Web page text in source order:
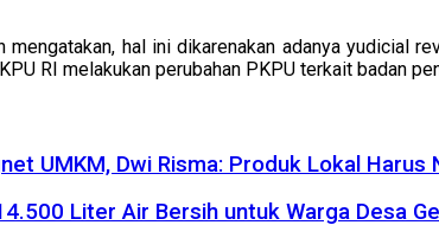
mengatakan, hal ini dikarenakan adanya yudicial
RI melakukan perubahan PKPU terkait badan
UMKM, Dwi Risma: Produk Lokal
Liter Air Bersih untuk Warga Desa